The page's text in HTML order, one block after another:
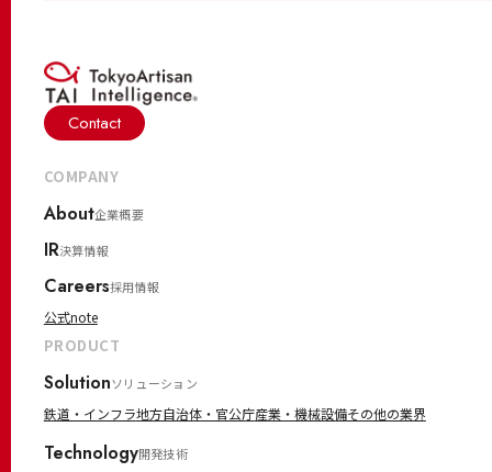
Contact
COMPANY
About企業概要
IR決算情報
Careers採用情報
公式note
PRODUCT
Solutionソリューション
鉄道・インフラ地方自治体・官公庁産業・機械設備その他の業界
Technology開発技術